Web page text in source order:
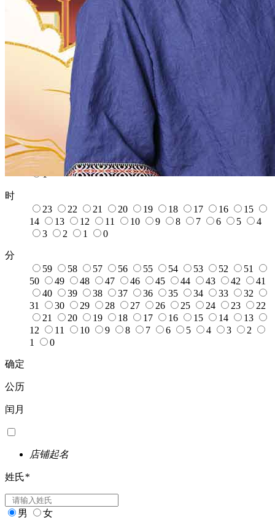
1931
1930 1928 1927 1926
1924
1923 1922 1920
1919
1918
1916 1915 1914
1912
1911
1909 1908 1907
1905
1904 1903 1902 1900
12
11 7
31
30 29 28 27 25 24
22
21 20 18 17
12
11 10 9 8 7 4
1
时
23
22 21 20 19 18 17 16
15
14
13 12 11 10 9 8 7 6 5
4
3
2 1 0
分
59
58 57 56 55 54 53 52
51
50
49 48 47 46 45 44 43 42
41
40
39 38 37 36 35 34 33
32
31
30 29 28 27 26 25 24 23
22
21
20 19 18 17 16 15 14
13
12
11 10 9 8 7 6 5 4 3
2
1
0
确定
公历
闰月
店铺起名
姓氏*
男 女